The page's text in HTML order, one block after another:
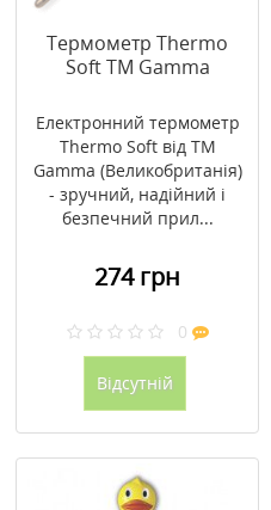
Термометр Thermo
Soft ТМ Gamma
Електронний термометр
Thermo Soft від ТМ
Gamma (Великобританія)
- зручний, надійний і
безпечний прил...
274 грн
0
Відсутній